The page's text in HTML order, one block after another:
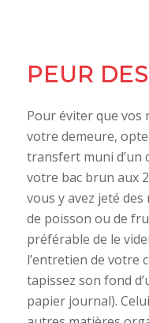
PEUR
Pour éviter que vos
votre demeure,
transfert muni d’un
votre bac brun aux
vous y avez jeté
de poisson ou de
préférable de le
l’entretien de votre
tapissez son fond
papier journal).